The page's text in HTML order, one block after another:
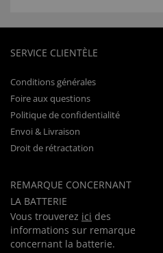
SERVICE CLIENTÈLE
Conditions générales
Foire aux questions
Politique de confidentialité
Envoi & Livraison
Droit de rétractation
REMARQUE CONCERNANT
LA BATTERIE
Vous trouverez ici des
informations sur remarque
concernant la batterie.